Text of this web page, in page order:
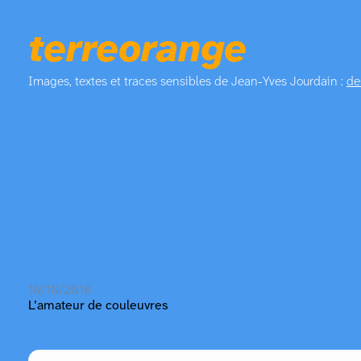
terreorange
Images, textes et traces sensibles de Jean-Yves Jourdain :
10/10/2018
L’amateur de couleuvres